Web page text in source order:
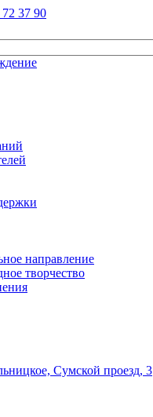
37 90
направление
творчество
Сумской проезд, 3